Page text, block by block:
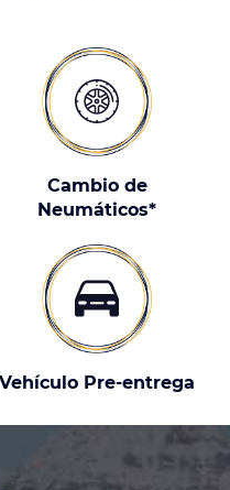
Cambio de
Neumáticos*
Vehículo Pre-entrega